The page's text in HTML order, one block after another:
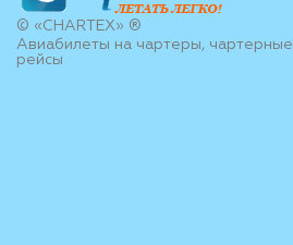
© «CHARTEX» ®
Авиабилеты на чартеры, чартерные
рейсы